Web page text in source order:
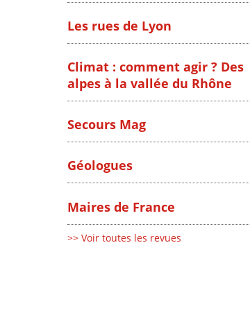
Les rues de Lyon
Climat : comment agir ? Des
alpes à la vallée du Rhône
Secours Mag
Géologues
Maires de France
>> Voir toutes les revues